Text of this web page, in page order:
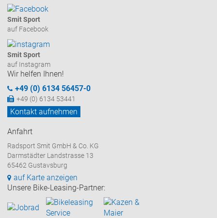
Smit Sport
auf Facebook
Smit Sport
auf Instagram
Wir helfen Ihnen!
+49 (0) 6134 56457-0
+49 (0) 6134 53441
Kontakt aufnehmen
Anfahrt
Radsport Smit GmbH & Co. KG
Darmstädter Landstrasse 13
65462 Gustavsburg
auf Karte anzeigen
Unsere Bike-Leasing-Partner: